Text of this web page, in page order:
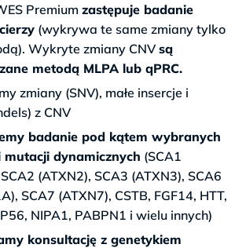
Premium zastępuje badanie
(wykrywa te same zmiany tylko
Wykryte zmiany CNV są
metodą MLPA lub qPRC.
zmiany (SNV), małe insercje i
z CNV
badanie pod kątem wybranych
mutacji dynamicznych (SCA1
(ATXN2), SCA3 (ATXN3), SCA6
SCA7 (ATXN7), CSTB, FGF14, HTT,
NIPA1, PABPN1 i wielu innych)
konsultację z genetykiem